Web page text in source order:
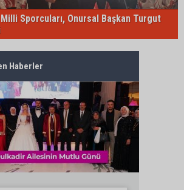
Sporcuları, Onursal Başkan Turgut
Haberler